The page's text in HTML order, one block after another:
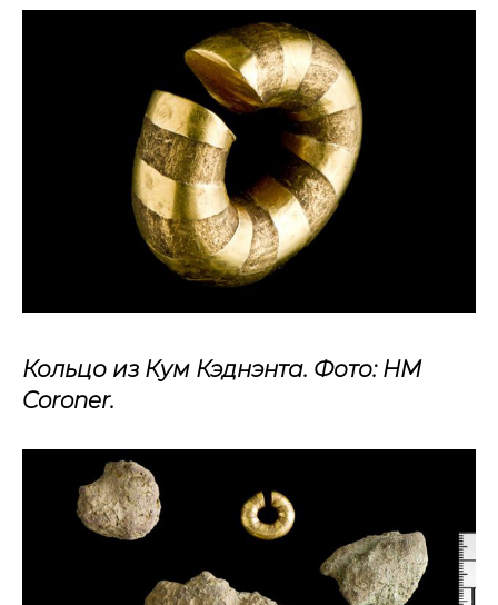
Кольцо из Кум Кэднэнта. Фото: HM
Coroner.